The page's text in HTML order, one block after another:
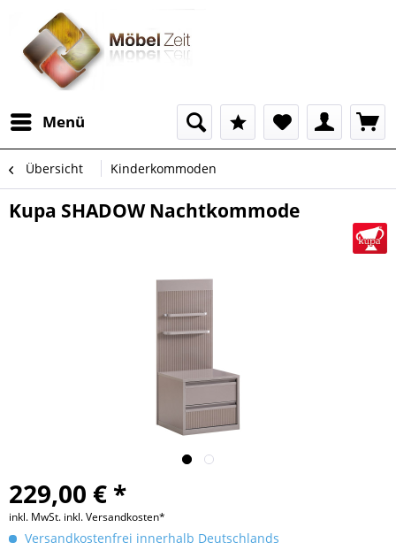
Menü
Übersicht Kinderkommoden
Kupa SHADOW Nachtkommode
229,00 € *
inkl. MwSt. inkl. Versandkosten*
Versandkostenfrei innerhalb Deutschlands